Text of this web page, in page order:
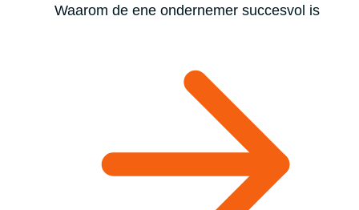
Waarom de ene ondernemer succesvol is